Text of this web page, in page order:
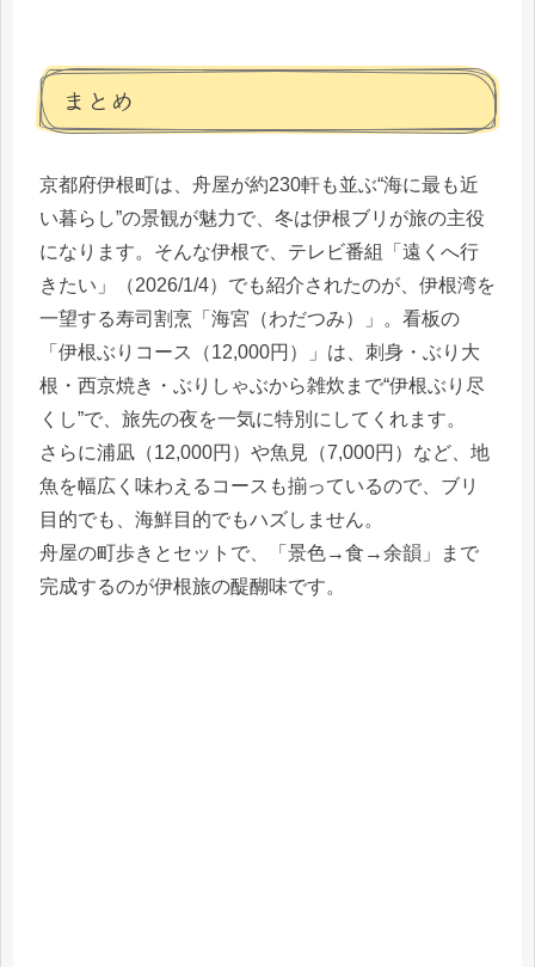
まとめ
京都府伊根町は、舟屋が約230軒も並ぶ“海に最も近
い暮らし”の景観が魅力で、冬は伊根ブリが旅の主役
になります。そんな伊根で、テレビ番組「遠くへ行
きたい」（2026/1/4）でも紹介されたのが、伊根湾を
一望する寿司割烹「海宮（わだつみ）」。看板の
「伊根ぶりコース（12,000円）」は、刺身・ぶり大
根・西京焼き・ぶりしゃぶから雑炊まで“伊根ぶり尽
くし”で、旅先の夜を一気に特別にしてくれます。
さらに浦凪（12,000円）や魚見（7,000円）など、地
魚を幅広く味わえるコースも揃っているので、ブリ
目的でも、海鮮目的でもハズしません。
舟屋の町歩きとセットで、「景色→食→余韻」まで
完成するのが伊根旅の醍醐味です。